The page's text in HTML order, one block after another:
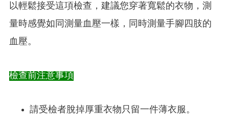
以輕鬆接受這項檢查，建議您穿著寬鬆的衣物，測
量時感覺如同測量血壓一樣，同時測量手腳四肢的
血壓。
檢查前注意事項
請受檢者脫掉厚重衣物只留一件薄衣服。